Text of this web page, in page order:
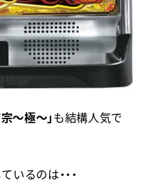
宗～極～」も結構人気で
いるのは・・・